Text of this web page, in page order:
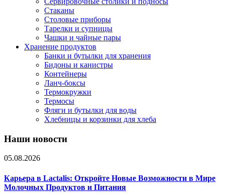
Стаканы
Столовые приборы
Тарелки и супницы
Чашки и чайные пары
Хранение продуктов
Банки и бутылки для хранения
Бидоны и канистры
Контейнеры
Ланч-боксы
Термокружки
Термосы
Фляги и бутылки для воды
Хлебницы и корзинки для хлеба
Наши новости
05.08.2026
Карьера в Lactalis: Откройте Новые Возможности в Мире
Молочных Продуктов и Питания